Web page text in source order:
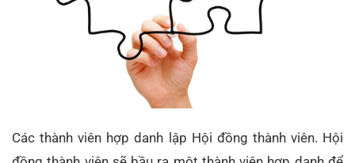
Các thành viên hợp danh lập Hội đồng thành viên. Hội